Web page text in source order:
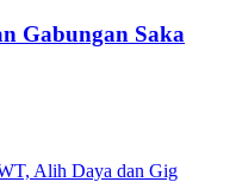
Gabungan Saka